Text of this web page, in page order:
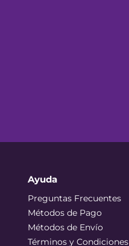
Ayuda
Preguntas Frecuentes
Métodos de Pago
Métodos de Envío
Términos y Condiciones